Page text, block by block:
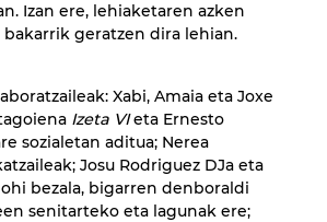
Izan ere, lehiaketaren azken
geratzen dira lehian.
Xabi, Amaia eta Joxe
Izeta VIeta Ernesto
sozialetan aditua; Nerea
Josu Rodriguez DJa eta
bezala, bigarren denboraldi
senitarteko eta lagunak ere;